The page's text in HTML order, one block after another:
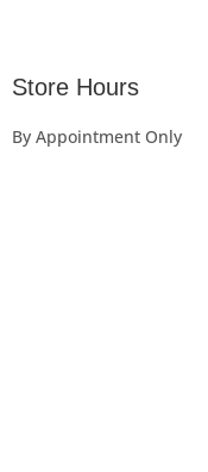
Store Hours
By Appointment Only